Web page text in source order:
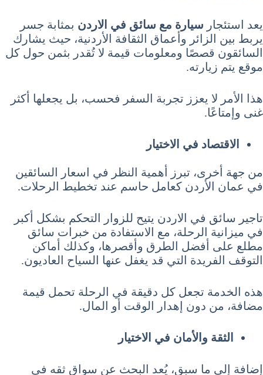
يعد استئجار سيارة مع سائق في الاردن بمثابة جسر
يربط بين الزائر وأعماق الثقافة الأردنية، حيث يشارك
السائقون قصصًا ومعلومات قيمة لا تُقدر بثمن حول كل
موقع يتم زيارته.
هذا الأمر لا يعزز تجربة السفر فحسب، بل يجعلها أكثر
غنى وإمتاعًا.
الاقتصاد في الاختيار
من جهة أخرى، تبرز أهمية النظر في اسعار السائقين
في عمان الأردن كعامل حاسم عند تخطيط الرحلات.
تاجير سائق في الاردن يتيح للزوار التحكم بشكل أكبر
في ميزانية الرحلة، مع الاستفادة من خبرات سائق
مطلع على أفضل الطرق وأقصرها، وكذلك أماكن
التوقف الفريدة التي قد يغفل عنها السياح العاديون.
هذه الخدمة تجعل كل دقيقة في الرحلة تحمل قيمة
مضافة، من دون إهدار الوقت أو المال.
الثقة والأمان في الاختيار
إضافة إلى ما سبق، يُعد البحث عن سواق ثقه في